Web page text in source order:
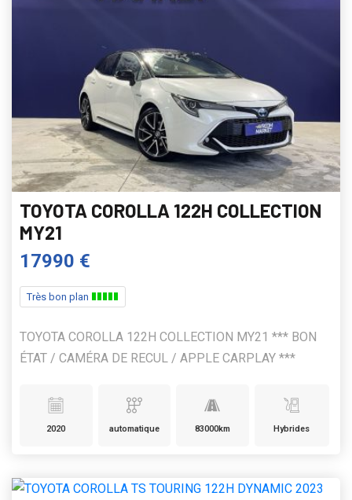
TOYOTA COROLLA 122H COLLECTION
MY21
17990 €
Très bon plan
TOYOTA COROLLA 122H COLLECTION MY21 *** BON
ÉTAT / CAMÉRA DE RECUL / APPLE CARPLAY ***
2020 automatique 83000km Hybrides